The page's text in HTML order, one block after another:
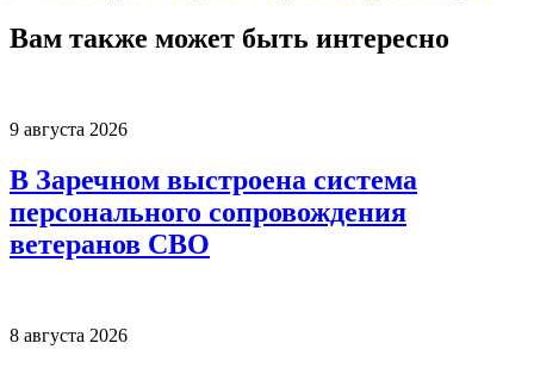
Вам также может быть интересно
9 августа 2026
В Заречном выстроена система
персонального сопровождения
ветеранов СВО
8 августа 2026